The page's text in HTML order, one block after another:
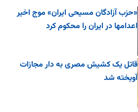
«حزب آزادگان مسیحی ایران» موج اخیر
اعدامها در ایران را محکوم کرد
قاتل یک کشیش مصری به دار مجازات
آویخته شد